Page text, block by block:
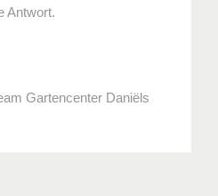
Antwort.
Gartencenter Daniëls